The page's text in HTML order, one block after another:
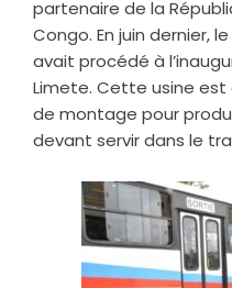
partenaire de la
Congo. En juin dernier,
avait procédé à
Limete. Cette usine
de montage pour
devant servir dans le